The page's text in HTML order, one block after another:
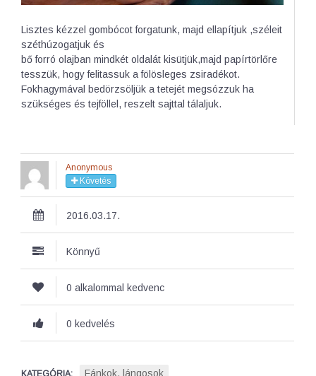
Lisztes kézzel gombócot forgatunk, majd ellapítjuk ,széleit
széthúzogatjuk és
bő forró olajban mindkét oldalát kisütjük,majd papírtörlőre
tesszük, hogy felitassuk a fölösleges zsiradékot.
Fokhagymával bedörzsöljük a tetejét megsózzuk ha
szükséges és tejföllel, reszelt sajttal tálaljuk.
Anonymous
Követés
2016.03.17.
Könnyű
0 alkalommal kedvenc
0 kedvelés
KATEGÓRIA: Fánkok, lángosok